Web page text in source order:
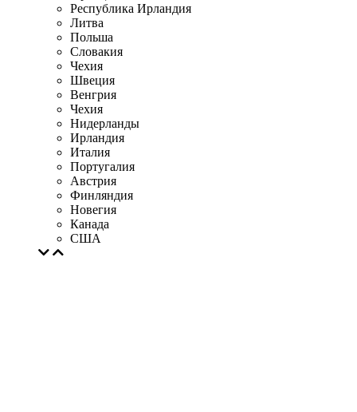
Республика Ирландия
Литва
Польша
Словакия
Чехия
Швеция
Венгрия
Чехия
Нидерланды
Ирландия
Италия
Португалия
Австрия
Финляндия
Новегия
Канада
США